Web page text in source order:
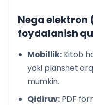
Nega elektron
foydalanish
Mobillik: Kitob
yoki planshet
mumkin.
Qidiruv: PDF